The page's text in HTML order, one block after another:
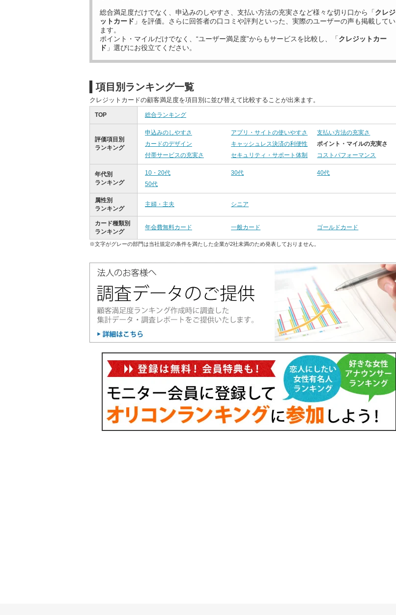
総合満足度だけでなく、申込みのしやすさ、支払い方法の充実さなど様々な切り口から「クレジ
ットカード 」を評価。さらに回答者の口コミや評判といった、実際のユーザーの声も掲載してい
ます。
ポイント・マイルだけでなく、“ユーザー満足度”からもサービスを比較し、「クレジットカー
ド 」選びにお役立てください。
項目別ランキング一覧
クレジットカードの顧客満足度を項目別に並び替えて比較することが出来ます。
TOP 総合ランキング
評価項目別
ランキング
申込みのしやすさ アプリ・サイトの使いやすさ
支払い方法の充実さ
カードのデザイン
キャッシュレス決済の利便性
ポイント・マイルの充実さ
付帯サービスの充実さ
セキュリティ・サポート体制 コストパフォーマンス
年代別
ランキング
10・20代 30代
40代
50代
属性別
ランキング
主婦・主夫 シニア
カード種類別
ランキング
年会費無料カード 一般カード ゴールドカード
※文字がグレーの部門は当社規定の条件を満たした企業が2社未満のため発表しておりません。